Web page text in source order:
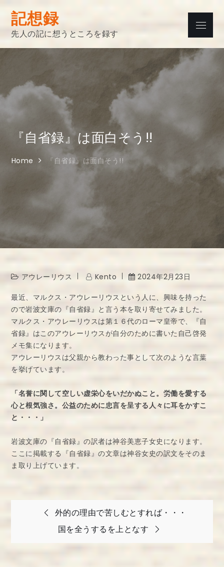
Skip
content
記想録
先人の記に想うところを録す
Menu
『自省録』は面白そう!!
Home 『自省録』は面白そう!!
アウレーリウス Kento 2024年2月23日
最近、マルクス・アウレーリウスという人に、興味を持った
ので岩波文庫の『自省録』と言う本を取り寄せてみました。
マルクス・アウレーリウスは第１６代のローマ皇帝で、『自
省録』はこのアウレーリウスが自分のために書いた自己啓発
メモ集になります。
アウレーリウスは父親から教わった事として次のような言葉
を挙げています。
「名誉に関して空しい虚栄心をいだかぬこと。労働を愛する
心と根気強さ。公益のために忠言を呈する人々に耳をかすこ
と・・・」
岩波文庫の『自省録』の訳者は神谷美恵子女史になります。
ここに掲載する『自省録』の文章は神谷女史の訳文をそのま
ま取り上げています。
ナ
外的の理由で苦しむとすれば・・・
国を全うするを上となす